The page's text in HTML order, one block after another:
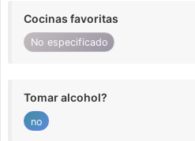
Cocinas favoritas
No especificado
Tomar alcohol?
no